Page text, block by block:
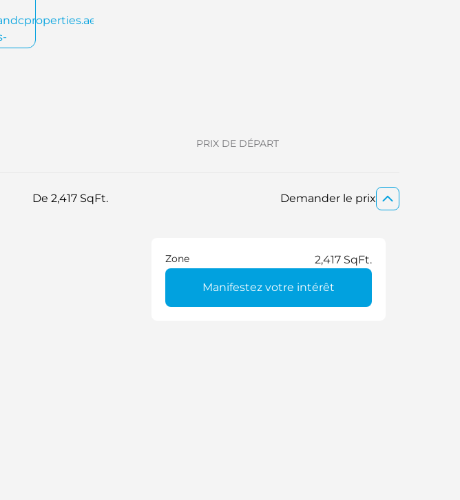
PRIX DE DÉPART
De 2,417 SqFt. Demander le prix
Zone 2,417 SqFt.
Manifestez votre intérêt